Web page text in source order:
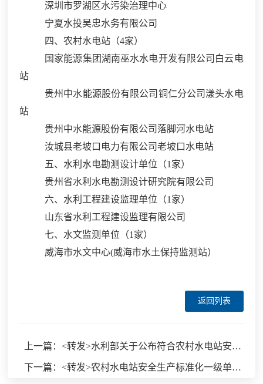
深圳市罗湖区水污染治理中心
宁夏水投吴忠水务有限公司
四、农村水电站（4家）
国家能源集团湖南巫水水电开发有限公司白云电
站
贵州中水能源股份有限公司铜仁分公司漾头水电
站
贵州中水能源股份有限公司落脚河水电站
汝城县老坡口电力有限公司老坡口水电站
五、水利水电勘测设计单位（1家）
贵州省水利水电勘测设计研究院有限公司
六、水利工程建设监理单位（1家）
山东省水利工程建设监理有限公司
七、水文监测单位（1家）
威海市水文中心(威海市水土保持监测站）
返回列表
上一篇：<转发>水利部关于公布符合农村水电站安全生产标准化续期换证条件单位的公告
下一篇：<转发>农村水电站安全生产标准化一级单位续期换证公示